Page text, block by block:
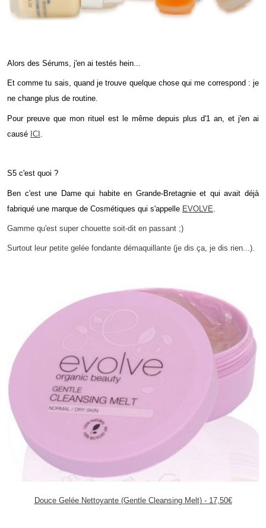
Alors des Sérums, j'en ai testés hein...
Et comme tu sais, quand je trouve quelque chose qui me correspond : je
ne change plus de routine.
Pour preuve que mon rituel est le même depuis plus d'1 an, et j'en ai
causé ICI
S5 c'est quoi ?
Ben c'est une Dame qui habite en Grande-Bretagnie et qui avait déjà
fabriqué une marque de Cosmétiques qui s'appelle EVOLVE
Gamme qu'est super chouette soit-dit en passant ;)
Surtout leur petite gelée fondante démaquillante (je dis ça, je dis rien...).
Douce Gelée Nettoyante (Gentle Cleansing Melt) - 17,50€